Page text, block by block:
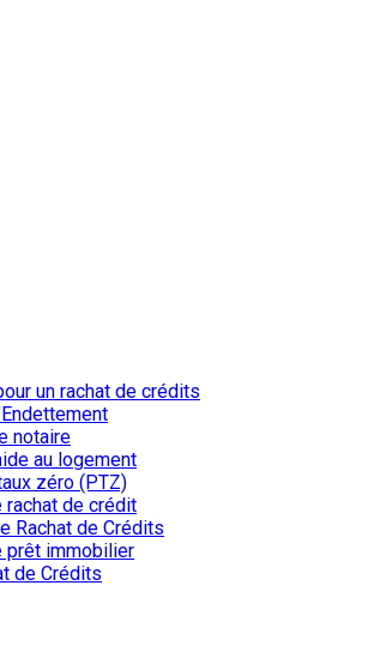
un rachat de crédits
notaire
au logement
zéro (PTZ)
rachat de crédit
Rachat de Crédits
prêt immobilier
de Crédits